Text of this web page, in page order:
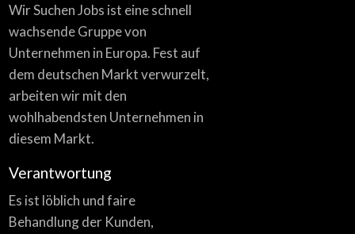
Wir Suchen Jobs ist eine schnell
wachsende Gruppe von
Unternehmen in Europa. Fest auf
dem deutschen Markt verwurzelt,
arbeiten wir mit den
wohlhabendsten Unternehmen in
diesem Markt.
Verantwortung
Es ist löblich und faire
Behandlung der Kunden,